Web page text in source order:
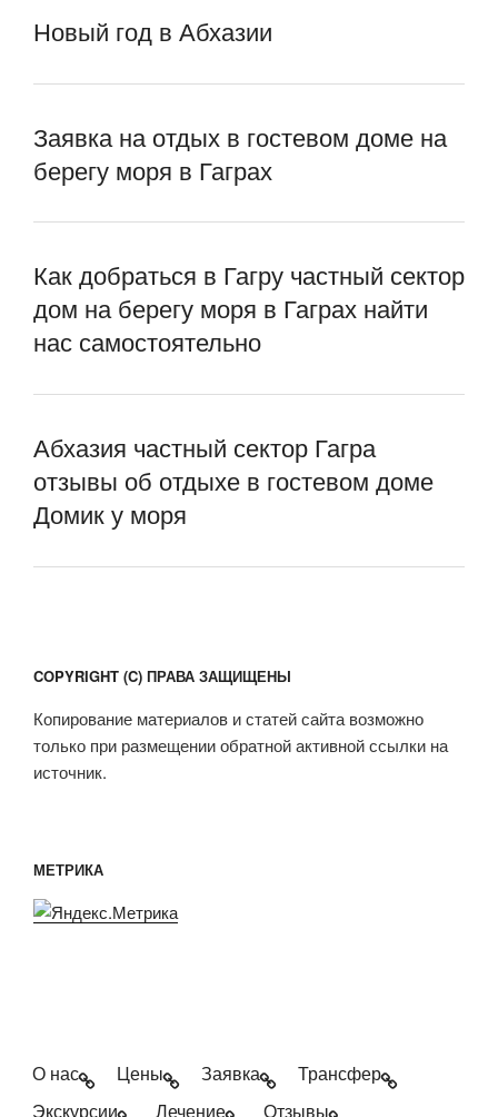
Новый год в Абхазии
Заявка на отдых в гостевом доме на
берегу моря в Гаграх
Как добраться в Гагру частный сектор
дом на берегу моря в Гаграх найти
нас самостоятельно
Абхазия частный сектор Гагра
отзывы об отдыхе в гостевом доме
Домик у моря
COPYRIGHT (C) ПРАВА ЗАЩИЩЕНЫ
Копирование материалов и статей сайта возможно
только при размещении обратной активной ссылки на
источник.
МЕТРИКА
О нас Цены Заявка
Трансфер
Экскурсии
Лечение Отзывы